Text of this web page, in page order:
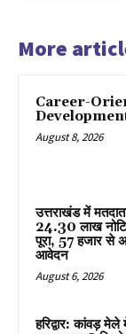
More
Career-
August 8, 2026
उत्तराखंड में
24.30 लाख
पूरा, 57 हजार से
आवेदन
August 6, 2026
हरिद्वार: कांवड़